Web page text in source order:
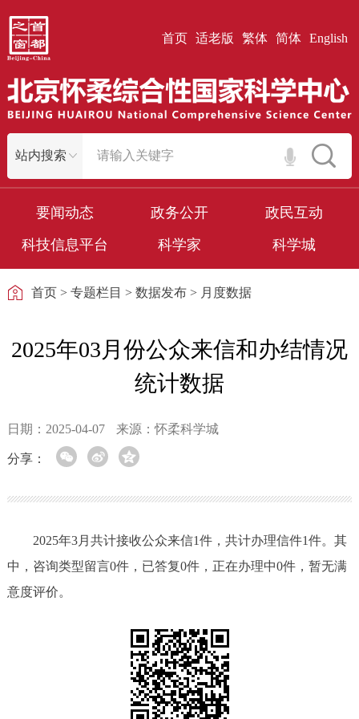
首页 适老版 繁体 简体 English
要闻动态 政务公开
政民互动
科技信息平台
科学家 科学城
首页> 专题栏目 > 数据发布> 月度数据
2025年03月份公众来信和办结情况
统计数据
日期：2025-04-07 来源：怀柔科学城
分享：
2025年3月共计接收公众来信1件，共计办理信件1件。其
中，咨询类型留言0件，已答复0件，正在办理中0件，暂无满
意度评价。